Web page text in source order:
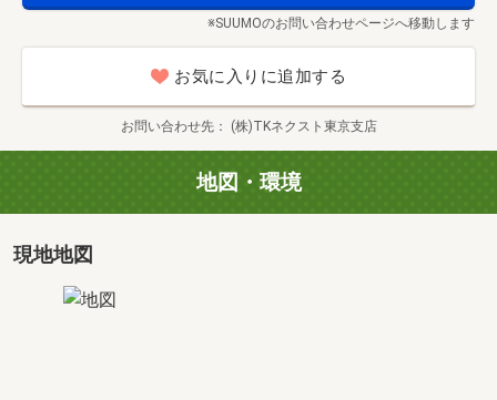
ります。
お気軽にお申し付けください。
ご自宅でのご検討の際にお役立てください。
■お子様連れのご案内ももちろん大歓迎です。
■住宅ローンについてのご相談もお気軽にお待ちしており
※SUUMOのお問い合わせページへ移動します
お気に入りに追加する
お問い合わせ先 (株)TKネクスト東京支店
地図・環境
現地地図